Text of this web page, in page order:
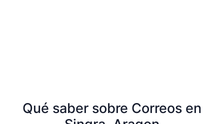
Qué saber sobre Correos en